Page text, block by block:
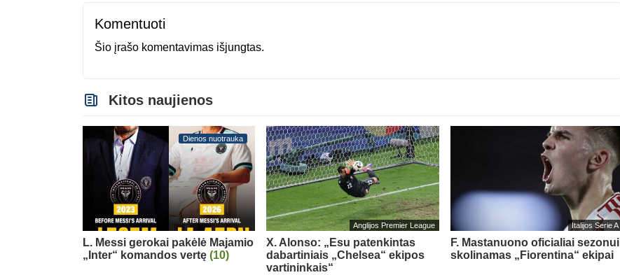
Komentuoti
Šio įrašo komentavimas išjungtas.
Kitos naujienos
Dienos nuotrauka
L. Messi gerokai pakėlė Majamio
„Inter“ komandos vertę (10)
Anglijos Premier League
X. Alonso: „Esu patenkintas
dabartiniais „Chelsea“ ekipos
vartininkais“
Italijos Serie A
F. Mastanuono oficialiai sezonui
skolinamas „Fiorentina“ ekipai